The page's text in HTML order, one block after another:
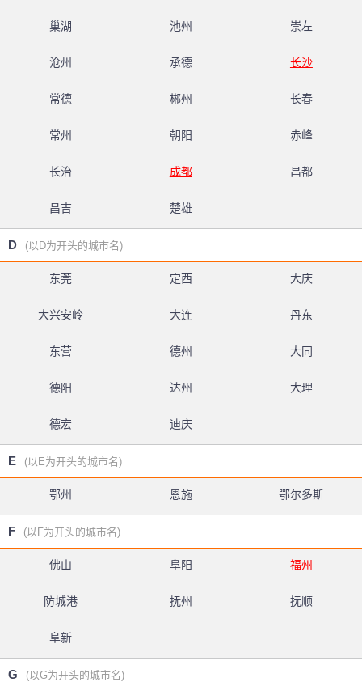
巢湖 池州 崇左
沧州 承德 长沙
常德 郴州 长春
常州 朝阳 赤峰
长治 成都 昌都
昌吉 楚雄
D (以D为开头的城市名)
东莞 定西 大庆
大兴安岭 大连 丹东
东营 德州 大同
德阳 达州 大理
德宏 迪庆
E (以E为开头的城市名)
鄂州 恩施 鄂尔多斯
F (以F为开头的城市名)
佛山 阜阳 福州
防城港 抚州 抚顺
阜新
G (以G为开头的城市名)